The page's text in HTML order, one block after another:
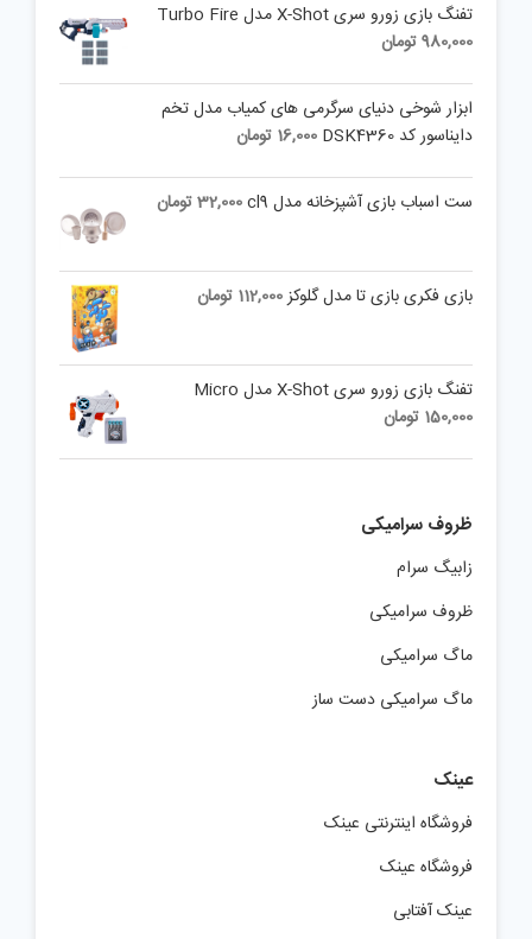
تفنگ بازی زورو سری X-Shot مدل Turbo Fire
980,000تومان
ابزار شوخی دنیای سرگرمی های کمیاب مدل تخم
دایناسور کد DSK4360
16,000 تومان
ست اسباب بازی آشپزخانه مدل cl9 32,000تومان
بازی فکری بازی تا مدل گلوکز112,000 تومان
تفنگ بازی زورو سری X-Shot مدل Micro
150,000 تومان
ظروف سرامیکی
زابیگ سرام
ظروف سرامیکی
ماگ سرامیکی
ماگ سرامیکی دست ساز
عینک
فروشگاه اینترنتی عینک
فروشگاه عینک
عینک آفتابی